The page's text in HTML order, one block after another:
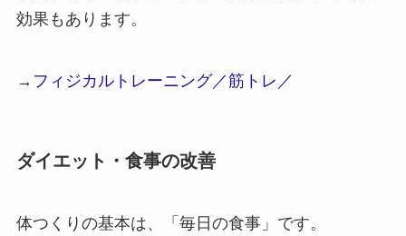
効果もあります。
→ フィジカルトレーニング／筋トレ／
ダイエット・食事の改善
体つくりの基本は、「毎日の食事」です。